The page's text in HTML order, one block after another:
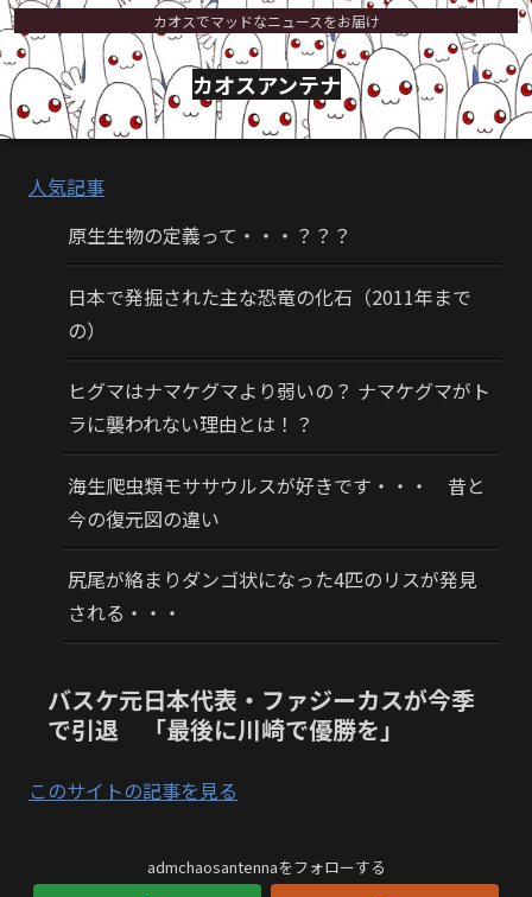
カオスでマッドなニュースをお届け
カオスアンテナ
人気記事
原生生物の定義って・・・？？？
日本で発掘された主な恐竜の化石（2011年まで
の）
ヒグマはナマケグマより弱いの？ ナマケグマがト
ラに襲われない理由とは！？
海生爬虫類モササウルスが好きです・・・ 昔と
今の復元図の違い
尻尾が絡まりダンゴ状になった4匹のリスが発見
される・・・
バスケ元日本代表・ファジーカスが今季
で引退 「最後に川崎で優勝を」
このサイトの記事を見る
admchaosantennaをフォローする